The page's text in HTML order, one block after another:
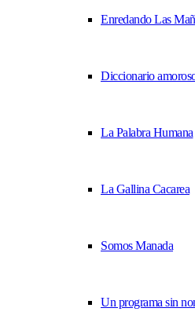
Enredando Las
Diccionario
La Palabra Humana
La Gallina Cacarea
Somos Manada
Un programa sin